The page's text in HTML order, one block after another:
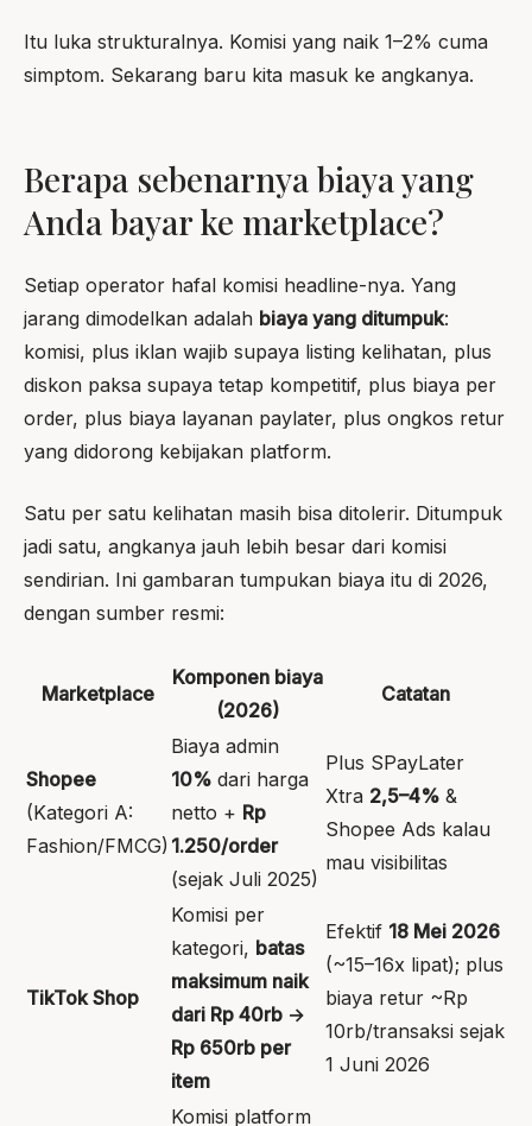
Itu luka strukturalnya. Komisi yang naik 1–2% cuma
simptom. Sekarang baru kita masuk ke angkanya.
Berapa sebenarnya biaya yang
Anda bayar ke marketplace?
Setiap operator hafal komisi headline-nya. Yang
jarang dimodelkan adalah biaya yang ditumpuk:
komisi, plus iklan wajib supaya listing kelihatan, plus
diskon paksa supaya tetap kompetitif, plus biaya per
order, plus biaya layanan paylater, plus ongkos retur
yang didorong kebijakan platform.
Satu per satu kelihatan masih bisa ditolerir. Ditumpuk
jadi satu, angkanya jauh lebih besar dari komisi
sendirian. Ini gambaran tumpukan biaya itu di 2026,
dengan sumber resmi:
Marketplace
Komponen biaya
(2026)
Catatan
Shopee
(Kategori A:
Fashion/FMCG)
Biaya admin
10% dari harga
netto + Rp
1.250/order
(sejak Juli 2025)
Plus SPayLater
Xtra 2,5–4% &
Shopee Ads kalau
mau visibilitas
TikTok Shop
Komisi per
kategori, batas
maksimum naik
dari Rp 40rb →
Rp 650rb per
item
Efektif 18 Mei 2026
(~15–16x lipat); plus
biaya retur ~Rp
10rb/transaksi sejak
1 Juni 2026
Komisi platform